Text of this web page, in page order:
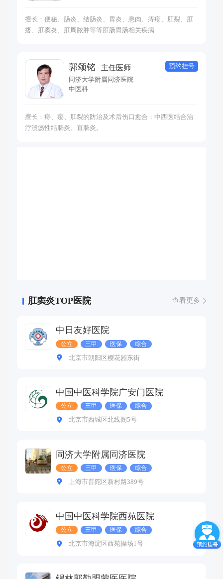
擅长：便秘、肠炎、结肠炎、胃炎、息肉、痔疮、肛裂、肛
瘘、肛窦炎、肛周脓肿等等肛肠胃肠相关疾病
郭颂铭 主任医师
同济大学附属同济医院
中医科
预约挂号
擅长：痔、瘘、肛裂的防治及术后伤口愈合；中西医结合治
疗溃疡性结肠炎、直肠炎。
肛窦炎TOP医院 查看更多
中日友好医院
公立 三甲 医保 综合
北京市朝阳区樱花园东街
中国中医科学院广安门医院
公立 三甲 医保 综合
北京市西城区北线阁5号
同济大学附属同济医院
公立 三甲 医保 综合
上海市普陀区新村路389号
中国中医科学院西苑医院
公立 三甲 医保 综合
北京市海淀区西苑操场1号